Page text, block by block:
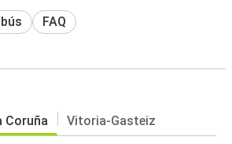
FAQ
Coruña Vitoria-Gasteiz